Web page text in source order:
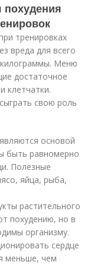
похудения
тренировках
вреда для всего
килограммы. Меню
достаточное
клетчатки.
свою роль
основой
быть равномерно
Полезные
яйца, рыба,
растительного
похудению, но в
организму.
сердце
меньше, чем